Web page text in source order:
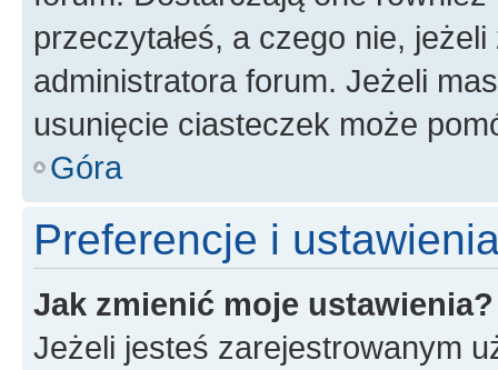
przeczytałeś, a czego nie,
administratora forum. Jeżeli
usunięcie ciasteczek może
Góra
Preferencje i
Jak zmienić moje ustawienia?
Jeżeli jesteś zarejestrowanym